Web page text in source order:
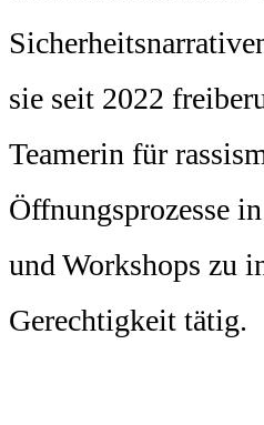
sie seit 2022
Teamerin für
Öffnungsprozesse
und Workshops zu
Gerechtigkeit tätig.